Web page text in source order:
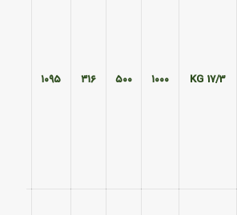
17/3 KG ۱۰۰۰ ۵۰۰ ۳۱۶ ۱۰۹۵